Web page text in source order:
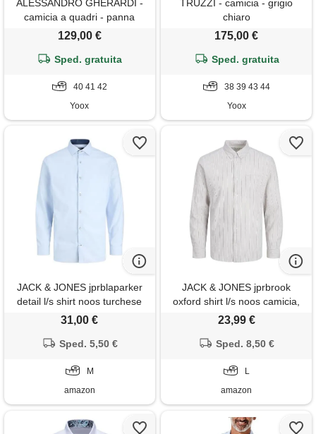
ALESSANDRO GHERARDI -
camicia a quadri - panna
129,00 €
Sped. gratuita
40 41 42
Yoox
TRUZZI - camicia - grigio
chiaro
175,00 €
Sped. gratuita
38 39 43 44
Yoox
JACK & JONES jprblaparker
detail l/s shirt noos turchese
blu di cachemire m
31,00 €
Sped. 5,50 €
M
amazon
JACK & JONES jprbrook
oxford shirt l/s noos camicia,
puro cashmere/strisce:
23,99 €
Sped. 8,50 €
L
amazon